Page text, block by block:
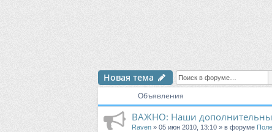
Новая тема
Объявления
ВАЖНО: Наши
Raven » 05 июн 2010, 13:10 » в форуме